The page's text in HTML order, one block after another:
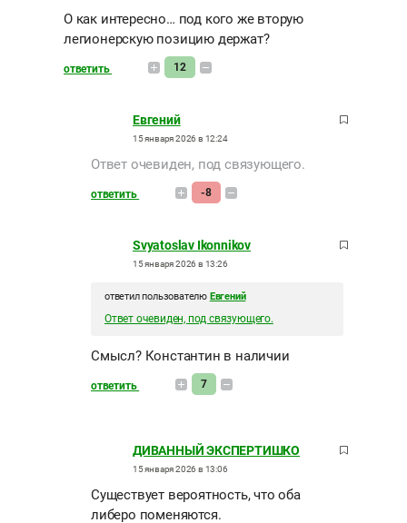
О как интересно… под кого же вторую
легионерскую позицию держат?
ответить 12
Евгений
15 января 2026 в 12:24
Ответ очевиден, под связующего.
ответить -8
Svyatoslav Ikonnikov
15 января 2026 в 13:26
ответил пользователю Евгений
Ответ очевиден, под связующего.
Смысл? Константин в наличии
ответить 7
ДИВАННЫЙ ЭКСПЕРТИШКО
15 января 2026 в 13:06
Существует вероятность, что оба
либеро поменяются.